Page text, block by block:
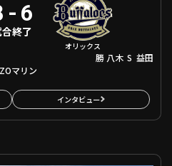
- 6
終了
オリックス
勝 八木 S 益田
マリン
インタビュー